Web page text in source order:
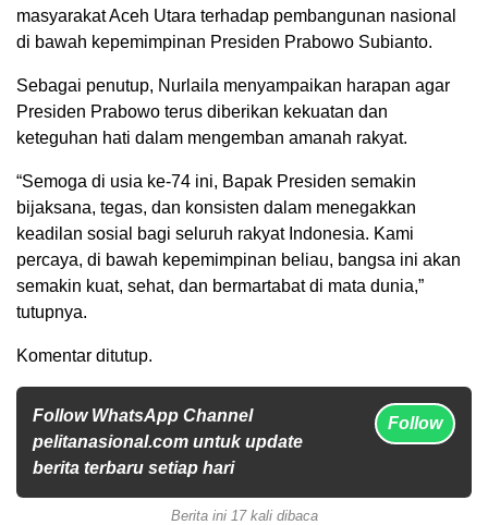
masyarakat Aceh Utara terhadap pembangunan nasional
di bawah kepemimpinan Presiden Prabowo Subianto.
Sebagai penutup, Nurlaila menyampaikan harapan agar
Presiden Prabowo terus diberikan kekuatan dan
keteguhan hati dalam mengemban amanah rakyat.
“Semoga di usia ke-74 ini, Bapak Presiden semakin
bijaksana, tegas, dan konsisten dalam menegakkan
keadilan sosial bagi seluruh rakyat Indonesia. Kami
percaya, di bawah kepemimpinan beliau, bangsa ini akan
semakin kuat, sehat, dan bermartabat di mata dunia,”
tutupnya.
Komentar ditutup.
Follow WhatsApp Channel
pelitanasional.com untuk update
berita terbaru setiap hari
Follow
Berita ini 17 kali dibaca